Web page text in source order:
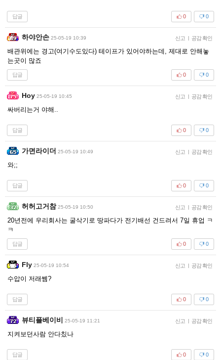
답글 0
0
하야안손 25-05-19 10:39 신고 | 공감 확인
배관위에는 경고(여기수도있다) 테이프가 있어야하는데, 제대로 안해놓
는곳이 많죠
답글 0
0
Hoy 25-05-19 10:45 신고 | 공감 확인
싸버리는거 야해..
답글 0
0
가면라이더 25-05-19 10:49 신고 | 공감 확인
와;;
답글 0
0
허허고거참 25-05-19 10:50 신고 | 공감 확인
20년전에 우리회사는 굴삭기로 땅파다가 전기배선 건드려서 7일 휴업 ㅋ
ㅋ
답글 0
0
Fly 25-05-19 10:54 신고 | 공감 확인
수압이 저래쎔?
답글 0
0
뷰티플베이비 25-05-19 11:21 신고 | 공감 확인
지켜보던사람 안다칬나
답글 0
0